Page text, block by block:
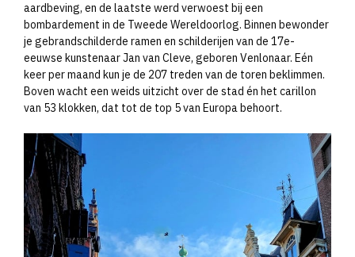
aardbeving, en de laatste werd verwoest bij een
bombardement in de Tweede Wereldoorlog. Binnen bewonder
je gebrandschilderde ramen en schilderijen van de 17e-
eeuwse kunstenaar Jan van Cleve, geboren Venlonaar. Eén
keer per maand kun je de 207 treden van de toren beklimmen.
Boven wacht een weids uitzicht over de stad én het carillon
van 53 klokken, dat tot de top 5 van Europa behoort.